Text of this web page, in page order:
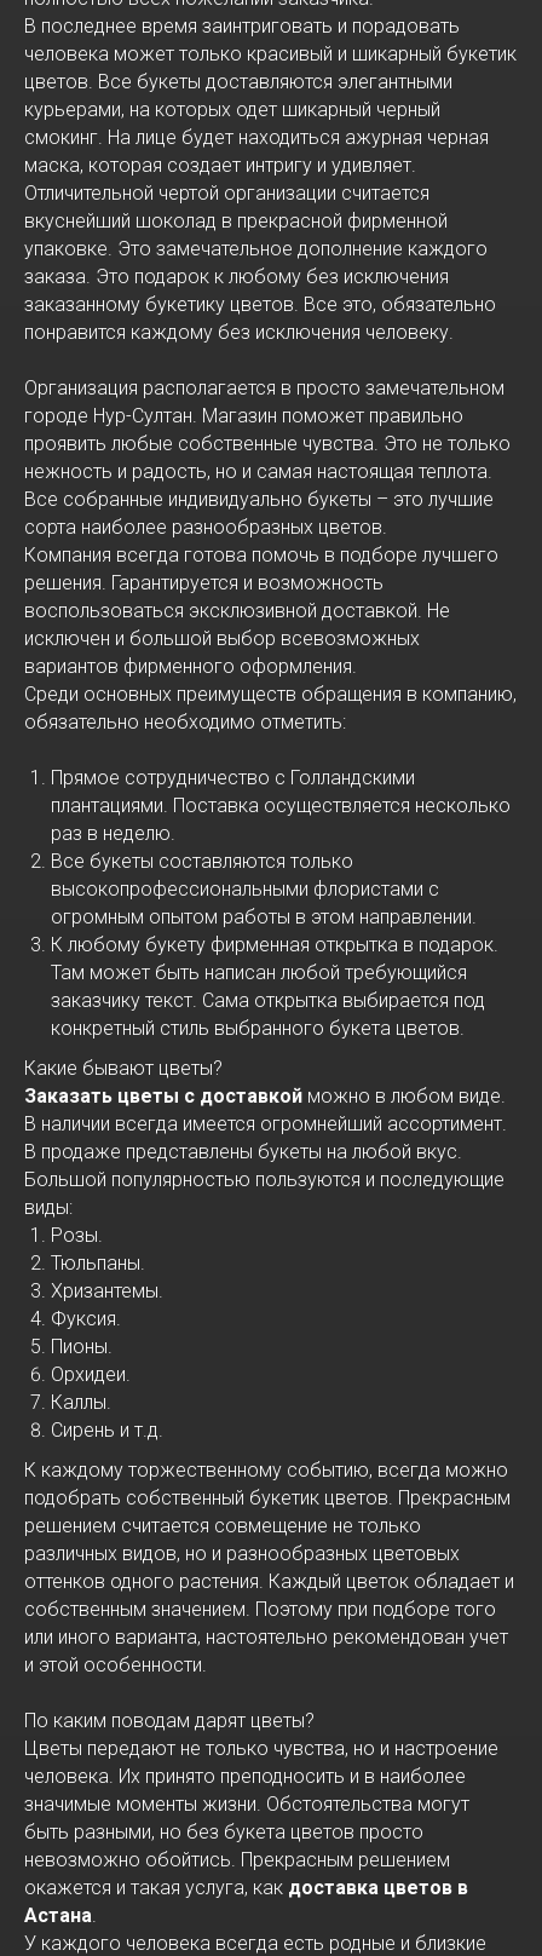
В последнее время заинтриговать и порадовать
человека может только красивый и шикарный букетик
цветов. Все букеты доставляются элегантными
курьерами, на которых одет шикарный черный
смокинг. На лице будет находиться ажурная черная
маска, которая создает интригу и удивляет.
Отличительной чертой организации считается
вкуснейший шоколад в прекрасной фирменной
упаковке. Это замечательное дополнение каждого
заказа. Это подарок к любому без исключения
заказанному букетику цветов. Все это, обязательно
понравится каждому без исключения человеку.
Организация располагается в просто замечательном
городе Нур-Султан. Магазин поможет правильно
проявить любые собственные чувства. Это не только
нежность и радость, но и самая настоящая теплота.
Все собранные индивидуально букеты – это лучшие
сорта наиболее разнообразных цветов.
Компания всегда готова помочь в подборе лучшего
решения. Гарантируется и возможность
воспользоваться эксклюзивной доставкой. Не
исключен и большой выбор всевозможных
вариантов фирменного оформления.
Среди основных преимуществ обращения в компанию,
обязательно необходимо отметить:
Прямое сотрудничество с Голландскими
плантациями. Поставка осуществляется несколько
раз в неделю.
Все букеты составляются только
высокопрофессиональными флористами с
огромным опытом работы в этом направлении.
К любому букету фирменная открытка в подарок.
Там может быть написан любой требующийся
заказчику текст. Сама открытка выбирается под
конкретный стиль выбранного букета цветов.
Какие бывают цветы?
Заказать цветы с доставкой можно в любом виде.
В наличии всегда имеется огромнейший ассортимент.
В продаже представлены букеты на любой вкус.
Большой популярностью пользуются и последующие
виды:
Розы.
Тюльпаны.
Хризантемы.
Фуксия.
Пионы.
Орхидеи.
Каллы.
Сирень и т.д.
К каждому торжественному событию, всегда можно
подобрать собственный букетик цветов. Прекрасным
решением считается совмещение не только
различных видов, но и разнообразных цветовых
оттенков одного растения. Каждый цветок обладает и
собственным значением. Поэтому при подборе того
или иного варианта, настоятельно рекомендован учет
и этой особенности.
По каким поводам дарят цветы?
Цветы передают не только чувства, но и настроение
человека. Их принято преподносить и в наиболее
значимые моменты жизни. Обстоятельства могут
быть разными, но без букета цветов просто
невозможно обойтись. Прекрасным решением
окажется и такая услуга, как доставка цветов в
Астана.
У каждого человека всегда есть родные и близкие